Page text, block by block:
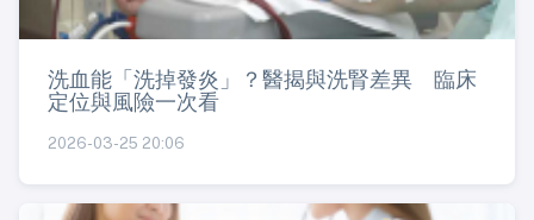
洗血能「洗掉發炎」？醫揭與洗腎差異 臨床
定位與風險一次看
2026-03-25 20:06